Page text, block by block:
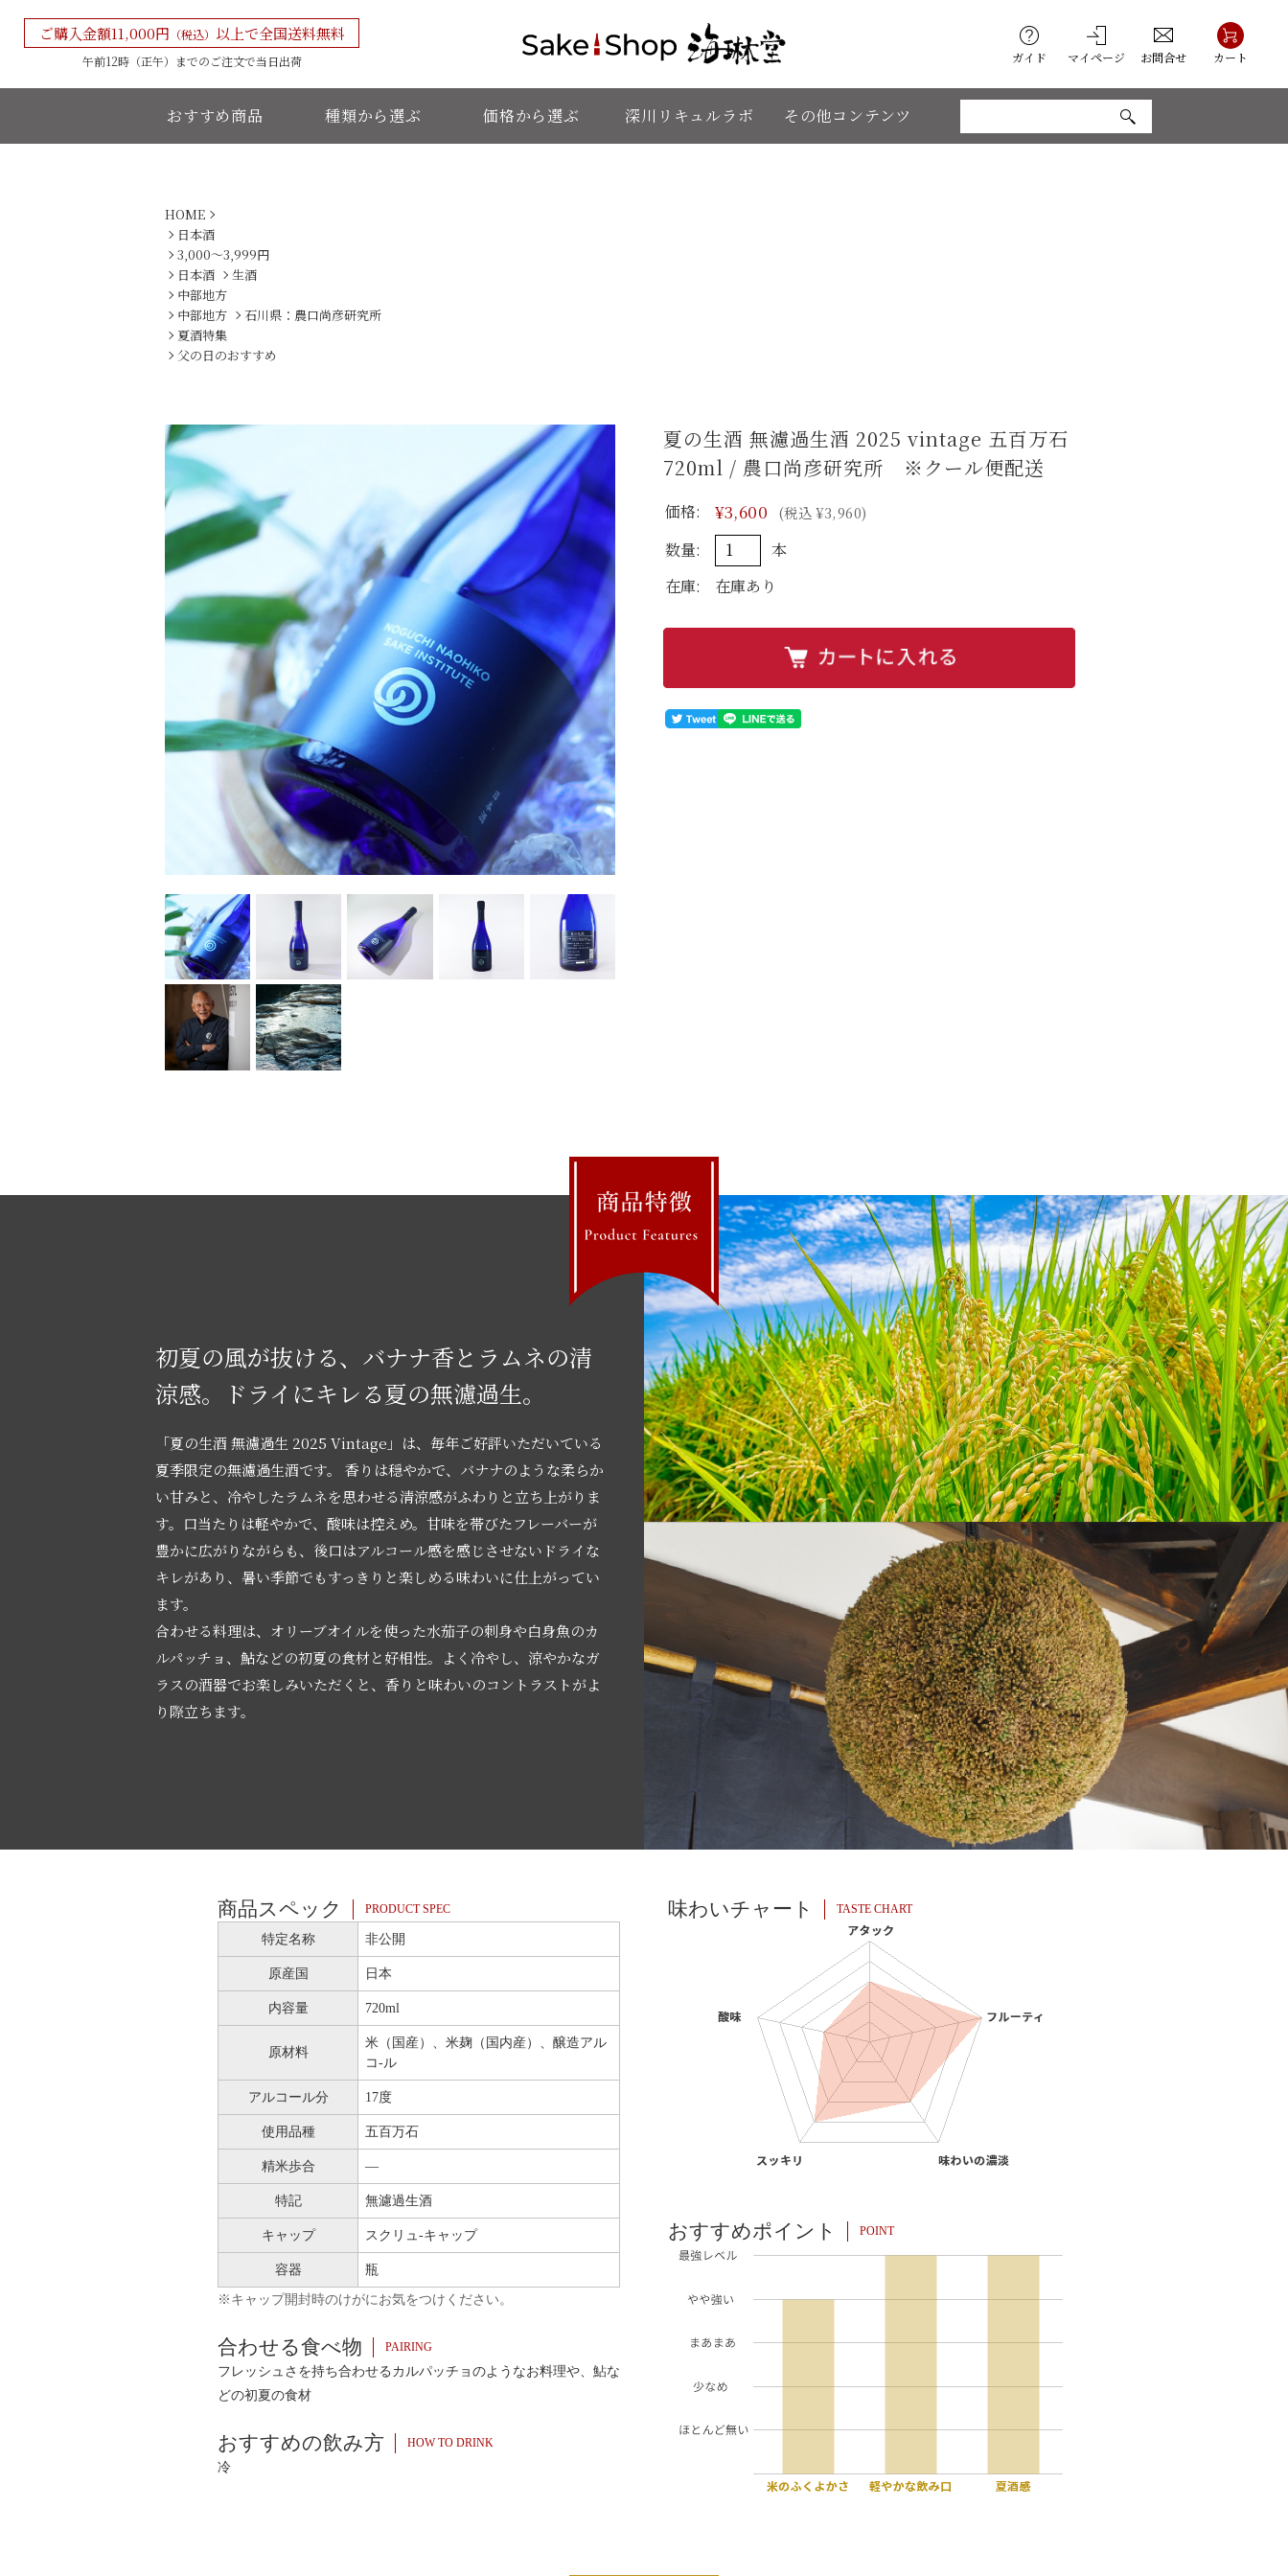
ご購入金額11,000円 （税込） 以上で全国送料無料
午前12時（正午）までのご注文で当日出荷 ガイド マイページ お問合せ カート
おすすめ商品 種類から選ぶ 価格から選ぶ 深川リキュルラボ その他コンテンツ
HOME
日本酒
3,000〜3,999円
日本酒
生酒
中部地方
中部地方
石川県：農口尚彦研究所
夏酒特集
父の日のおすすめ
夏の生酒 無濾過生酒 2025 vintage 五百万石
720ml / 農口尚彦研究所 ※クール便配送
価格: ¥3,600 (税込 ¥3,960)
数量:
本
在庫:
在庫あり
初夏の風が抜ける、バナナ香とラムネの清
涼感。ドライにキレる夏の無濾過生。
「夏の生酒 無濾過生 2025 Vintage」は、毎年ご好評いただいている
夏季限定の無濾過生酒です。 香りは穏やかで、バナナのような柔らか
い甘みと、冷やしたラムネを思わせる清涼感がふわりと立ち上がりま
す。口当たりは軽やかで、酸味は控えめ。甘味を帯びたフレーバーが
豊かに広がりながらも、後口はアルコール感を感じさせないドライな
キレがあり、暑い季節でもすっきりと楽しめる味わいに仕上がってい
ます。
合わせる料理は、オリーブオイルを使った水茄子の刺身や白身魚のカ
ルパッチョ、鮎などの初夏の食材と好相性。よく冷やし、涼やかなガ
ラスの酒器でお楽しみいただくと、香りと味わいのコントラストがよ
り際立ちます。
商品スペック PRODUCT SPEC
特定名称 非公開
原産国 日本
内容量 720ml
原材料
米（国産）、米麹（国内産）、醸造アル
コ-ル
アルコール分 17度
使用品種 五百万石
精米歩合 ―
特記 無濾過生酒
キャップ スクリュ-キャップ
容器 瓶
※キャップ開封時のけがにお気をつけください。
合わせる食べ物 PAIRING
フレッシュさを持ち合わせるカルパッチョのようなお料理や、鮎な
どの初夏の食材
おすすめの飲み方 HOW TO DRINK
冷
味わいチャート TASTE CHART
おすすめポイント POINT